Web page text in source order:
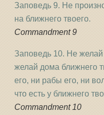
Заповедь 9. Не
на ближнего твоего.
Commandment 9
Заповедь 10. Не
желай дома ближнего
его, ни рабы его, ни
что есть у ближнего
Commandment 10